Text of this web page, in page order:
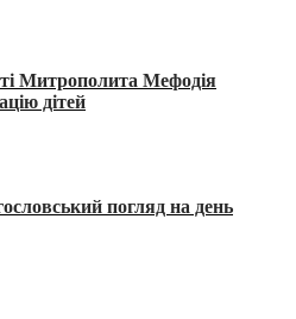
Митрополита Мефодія
дітей
погляд на день